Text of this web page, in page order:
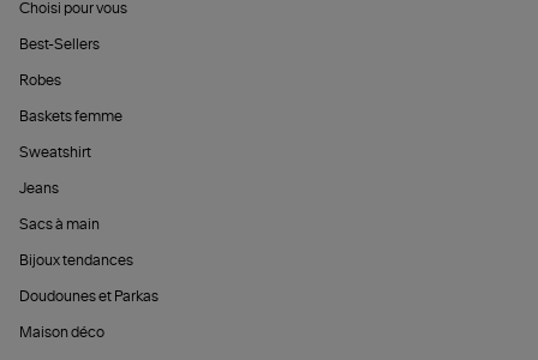
Choisi pour vous
Best-Sellers
Robes
Baskets femme
Sweatshirt
Jeans
Sacs à main
Bijoux tendances
Doudounes et Parkas
Maison déco